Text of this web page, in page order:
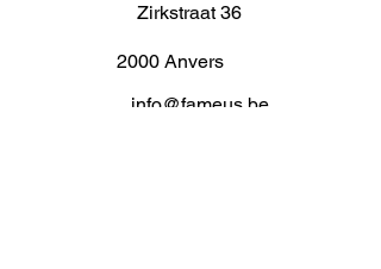
Zirkstraat 36
2000 Anvers
info@fameus.be